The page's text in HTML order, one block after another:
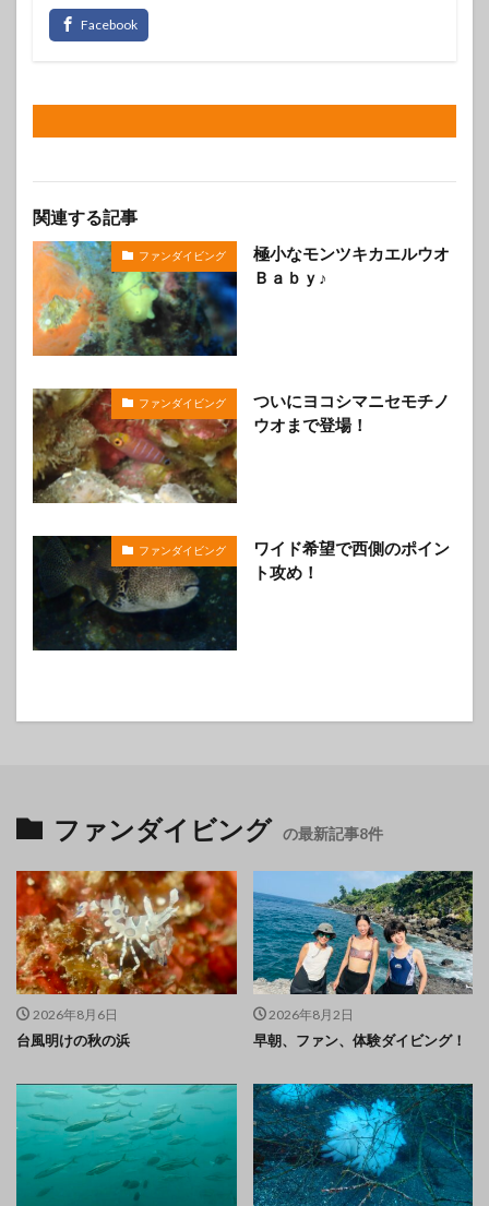
関連する記事
ファンダイビング
極小なモンツキカエルウオ
Ｂａｂｙ♪
ファンダイビング
ついにヨコシマニセモチノ
ウオまで登場！
ファンダイビング
ワイド希望で西側のポイン
ト攻め！
ファンダイビング の最新記事8件
2026年8月6日
台風明けの秋の浜
2026年8月2日
早朝、ファン、体験ダイビング！